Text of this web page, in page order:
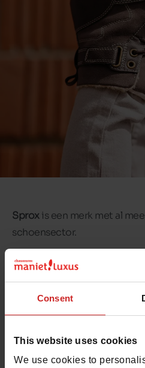
Consent
This website uses cookies
We use cookies to
Sprox is een merk met al
schoensector.
Het zet in op prijs, stijl en
Ontdek meteen onze
merkSprox!